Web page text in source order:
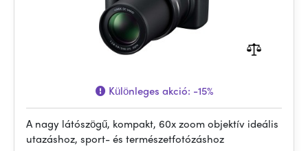
Különleges akció: -15%
A nagy látószögű, kompakt, 60x zoom objektív ideális
utazáshoz, sport- és természetfotózáshoz